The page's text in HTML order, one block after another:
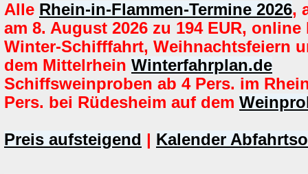
Alle Rhein-in-Flammen-Termine 2026,
am 8. August 2026 zu 194 EUR, online
Winter-Schifffahrt, Weihnachtsfeiern
dem Mittelrhein Winterfahrplan.de
Schiffsweinproben ab 4 Pers. im
Pers. bei Rüdesheim auf dem
Preis aufsteigend | Kalender